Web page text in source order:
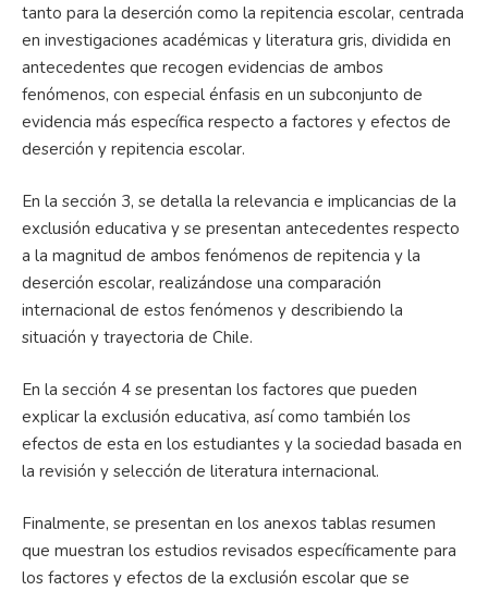
tanto para la deserción como la repitencia escolar, centrada
en investigaciones académicas y literatura gris, dividida en
antecedentes que recogen evidencias de ambos
fenómenos, con especial énfasis en un subconjunto de
evidencia más específica respecto a factores y efectos de
deserción y repitencia escolar.
En la sección 3, se detalla la relevancia e implicancias de la
exclusión educativa y se presentan antecedentes respecto
a la magnitud de ambos fenómenos de repitencia y la
deserción escolar, realizándose una comparación
internacional de estos fenómenos y describiendo la
situación y trayectoria de Chile.
En la sección 4 se presentan los factores que pueden
explicar la exclusión educativa, así como también los
efectos de esta en los estudiantes y la sociedad basada en
la revisión y selección de literatura internacional.
Finalmente, se presentan en los anexos tablas resumen
que muestran los estudios revisados específicamente para
los factores y efectos de la exclusión escolar que se